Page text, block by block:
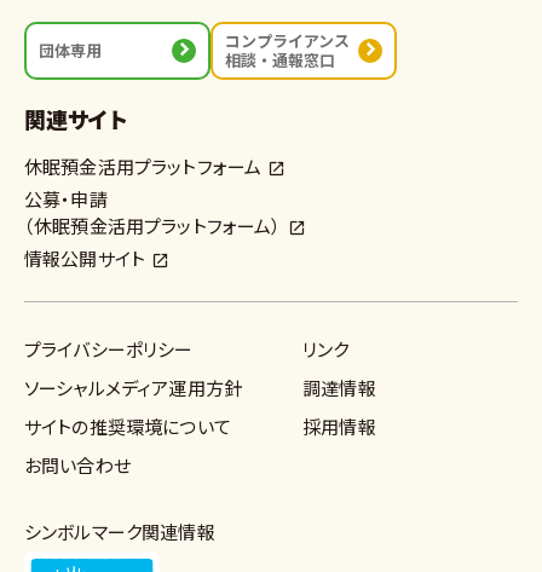
団体専用
コンプライアンス
相談・通報窓口
関連サイト
休眠預金活用プラットフォーム
公募・申請
（休眠預金活用プラットフォーム）
情報公開サイト
プライバシーポリシー
ソーシャルメディア運用方針
サイトの推奨環境について
お問い合わせ
リンク
調達情報
採用情報
シンボルマーク関連情報